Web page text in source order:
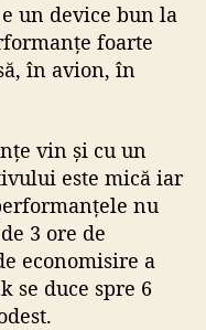
un device bun la
foarte
în avion, în
vin și cu un
este mică iar
nu
3 ore de
economisire a
se duce spre 6